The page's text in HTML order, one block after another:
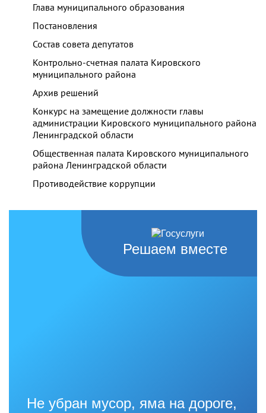
Глава муниципального образования
Постановления
Состав совета депутатов
Контрольно-счетная палата Кировского
муниципального района
Архив решений
Конкурс на замещение должности главы
администрации Кировского муниципального района
Ленинградской области
Общественная палата Кировского муниципального
района Ленинградской области
Противодействие коррупции
Решаем вместе
Не убран мусор, яма на дороге,